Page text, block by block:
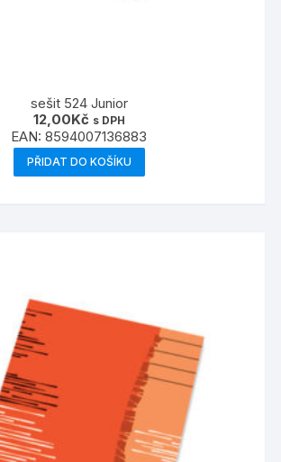
sešit 524 Junior
12,00Kč s DPH
EAN:8594007136883
PŘIDAT DO KOŠÍKU